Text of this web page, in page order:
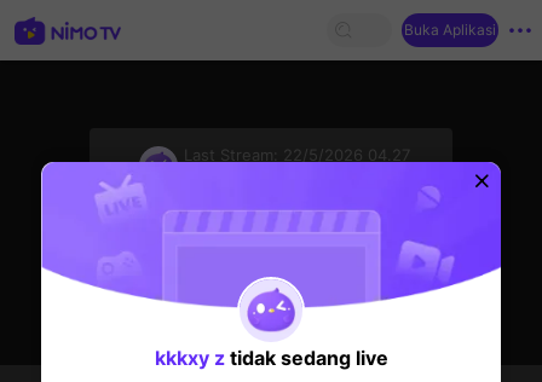
Buka Aplikasi
Last Stream:
22/5/2026 04.27
kkkxy ztidak sedang live